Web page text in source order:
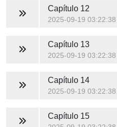
Capítulo 12
2025-09-19 03:22:38
Capítulo 13
2025-09-19 03:22:38
Capítulo 14
2025-09-19 03:22:38
Capítulo 15